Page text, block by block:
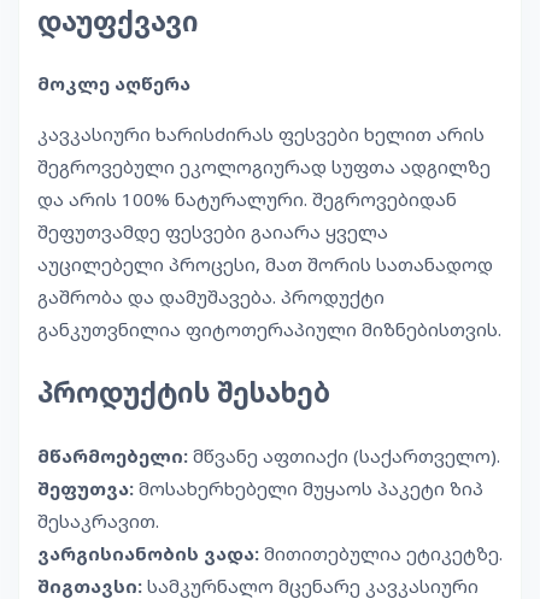
დაუფქვავი
მოკლე აღწერა
კავკასიური ხარისძირას ფესვები ხელით არის
შეგროვებული ეკოლოგიურად სუფთა ადგილზე
და არის 100% ნატურალური. შეგროვებიდან
შეფუთვამდე ფესვები გაიარა ყველა
აუცილებელი პროცესი, მათ შორის სათანადოდ
გაშრობა და დამუშავება. პროდუქტი
განკუთვნილია ფიტოთერაპიული მიზნებისთვის.
პროდუქტის შესახებ
მწარმოებელი: მწვანე აფთიაქი (საქართველო).
შეფუთვა: მოსახერხებელი მუყაოს პაკეტი ზიპ
შესაკრავით.
ვარგისიანობის ვადა: მითითებულია ეტიკეტზე.
შიგთავსი: სამკურნალო მცენარე კავკასიური